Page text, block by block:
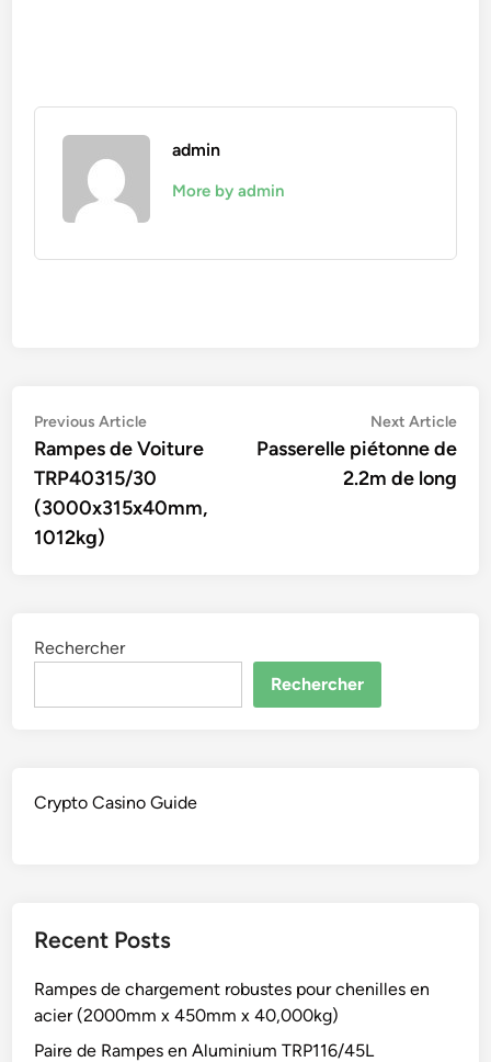
admin
More by admin
Navigation
de
l’article
Previous ArticlePrevious
article:
Rampes de Voiture
TRP40315/30
(3000x315x40mm,
1012kg)
Next Article
Passerelle piétonne de
2.2m de long
Rechercher
Rechercher
Crypto Casino Guide
Recent Posts
Rampes de chargement robustes pour chenilles en
acier (2000mm x 450mm x 40,000kg)
Paire de Rampes en Aluminium TRP116/45L